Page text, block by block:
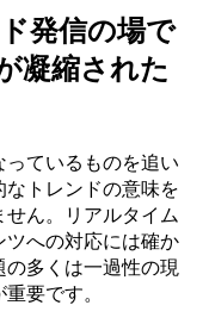
発信の場で
凝縮された
っているものを追い
な トレンドの意味を
ん。
リアルタイム
ツへの対応には確か
の多くは一過性の現
重要です。